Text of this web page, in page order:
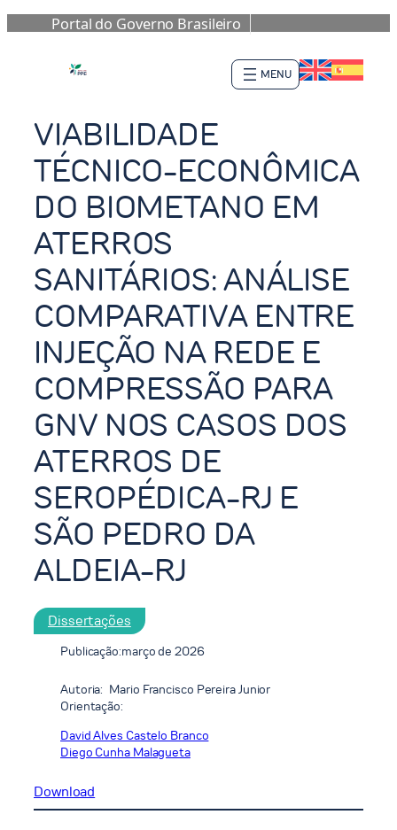
Portal do Governo Brasileiro
para
o
VIABILIDADE
TÉCNICO-ECONÔMICA
DO BIOMETANO EM
ATERROS
SANITÁRIOS: ANÁLISE
COMPARATIVA ENTRE
INJEÇÃO NA REDE E
COMPRESSÃO PARA
GNV NOS CASOS DOS
ATERROS DE
SEROPÉDICA-RJ E
SÃO PEDRO DA
ALDEIA-RJ
Dissertações
Publicação:março de 2026
Autoria: Mario Francisco Pereira Junior
Orientação:
David Alves Castelo Branco
Diego Cunha Malagueta
Download